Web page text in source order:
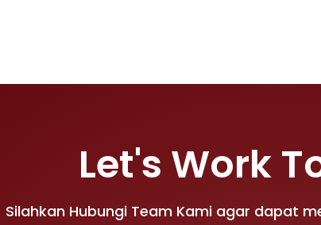
Let's Work
Silahkan Hubungi Team Kami agar dapat